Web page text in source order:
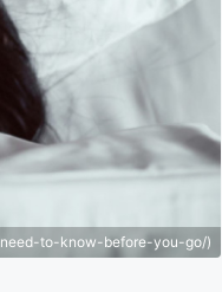
to-know-before-you-go/)